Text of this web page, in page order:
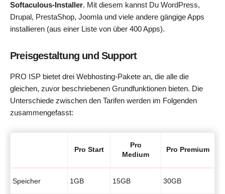
Softaculous-Installer. Mit diesem kannst Du WordPress,
Drupal, PrestaShop, Joomla und viele andere gängige Apps
installieren (aus einer Liste von über 400 Apps).
Preisgestaltung und Support
PRO ISP bietet drei Webhosting-Pakete an, die alle die
gleichen, zuvor beschriebenen Grundfunktionen bieten. Die
Unterschiede zwischen den Tarifen werden im Folgenden
zusammengefasst:
Pro Start
Pro
Medium
Pro Premium
Speicher 1GB 15GB 30GB